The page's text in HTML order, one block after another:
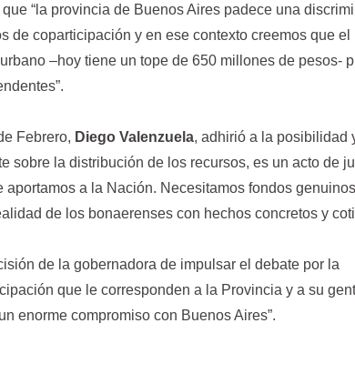
que “la provincia de Buenos Aires padece una
de coparticipación y en ese contexto creemos que el
–hoy tiene un tope de 650 millones de pesos-
Febrero, Diego Valenzuela, adhirió a la posibilidad
sobre la distribución de los recursos, es un acto de
a la Nación. Necesitamos fondos
de los bonaerenses con hechos concretos y
de la gobernadora de impulsar el debate por la
que le corresponden a la Provincia y a su
enorme compromiso con Buenos Aires”.